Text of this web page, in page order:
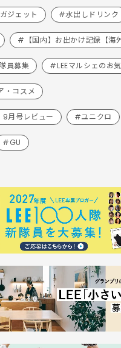
ジェット #水出しドリンク
#【国内】お出かけ記録【海外
員募集 #LEEマルシェのお
・コスメ
月号レビュー #ユニクロ
#GU